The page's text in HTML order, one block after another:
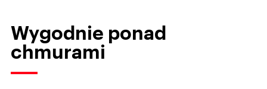
Wygodnie ponad
chmurami